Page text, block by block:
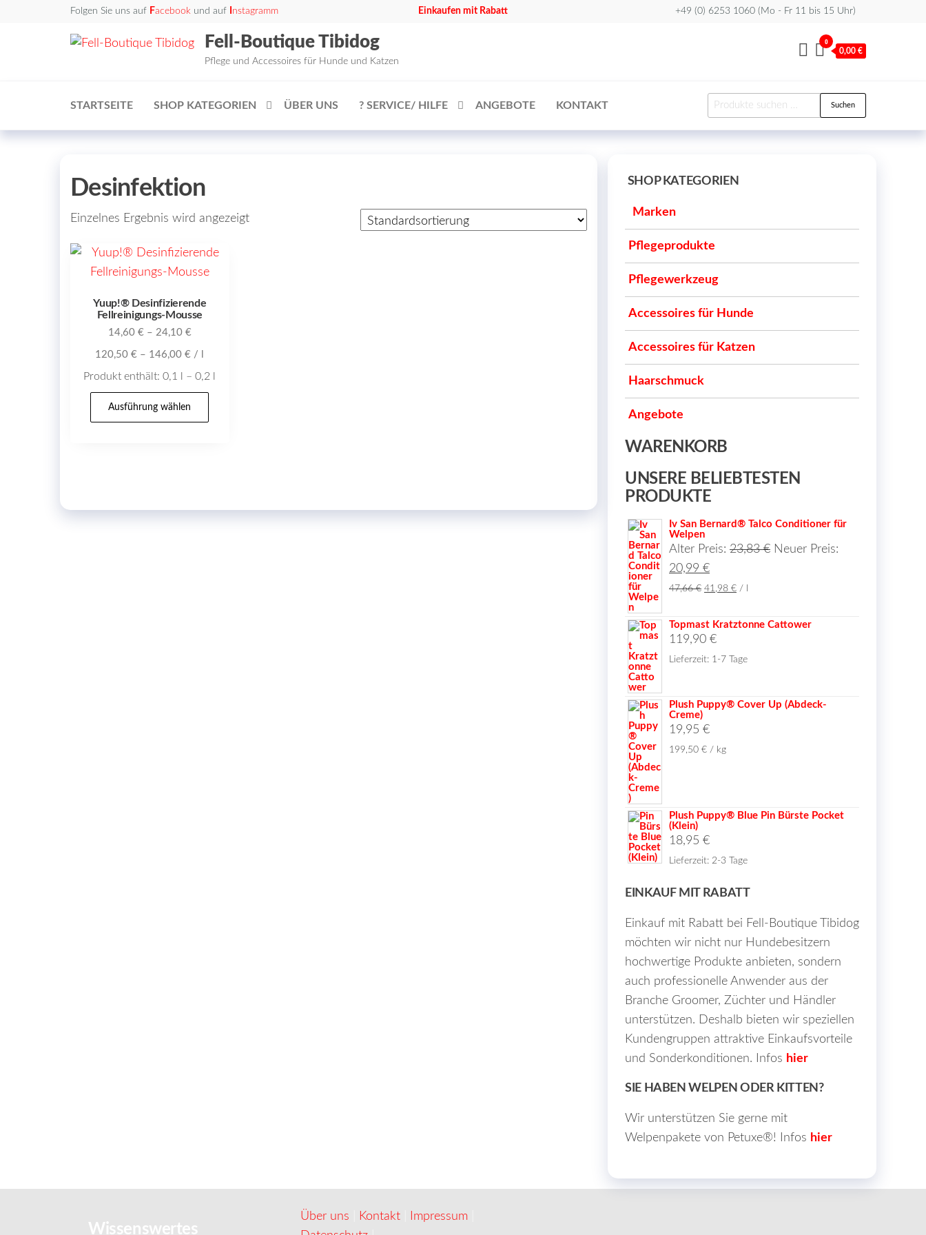
Folgen Sie uns auf Facebook und auf nstagramm Einkaufen mit Rabatt +49 (0) 6253 1060 (Mo - Fr 11 bis 15 Uhr)
Fell-Boutique Tibidog
Pflege und Accessoires für Hunde und Katzen
0
0,00 €
STARTSEITE SHOP KATEGORIEN ÜBER UNS ? SERVICE/ HILFE ANGEBOTE KONTAKT
Suchen
nach:
Suchen
Desinfektion
Einzelnes Ergebnis wird angezeigt
Yuup!® Desinfizierende
Fellreinigungs-Mousse
14,60 €– 24,10 €
120,50€ – 146,00€ /
Produkt enthält: 0,1 – 0,2
Ausführung wählen
Die
SHOP KATEGORIEN
Marken
Pflegeprodukte
Pflegewerkzeug
Accessoires für Hunde
Accessoires für Katzen
Haarschmuck
Angebote
WARENKORB
UNSERE BELIEBTESTEN
PRODUKTE
Iv San Bernard® Talco Conditioner für
Welpen
Alter Preis: 23,83€ Ursprünglicher
Neuer Preis:
20,99 €Aktueller
Preis
20,99 €.
47,66€ Ursprünglicher
war:
47,66 €
41,98 €Aktueller
ist:
/
Topmast Kratztonne Cattower
119,90 €
Lieferzeit: 1-7 Tage
Plush Puppy® Cover Up (Abdeck-
Creme)
19,95 €
199,50 € / kg
Plush Puppy® Blue Pin Bürste Pocket
(Klein)
18,95 €
Lieferzeit: 2-3 Tage
EINKAUF MIT RABATT
Einkauf mit Rabatt bei Fell-Boutique Tibidog
möchten wir nicht nur Hundebesitzern
hochwertige Produkte anbieten, sondern
auch professionelle Anwender aus der
Branche Groomer, Züchter und Händler
unterstützen. Deshalb bieten wir speziellen
Kundengruppen attraktive Einkaufsvorteile
und Sonderkonditionen. Infos hier
SIE HABEN WELPEN ODER KITTEN?
Wir unterstützen Sie gerne mit
Welpenpakete von Petuxe®! Infos hier
Wissenswertes
Über uns Kontakt Impressum